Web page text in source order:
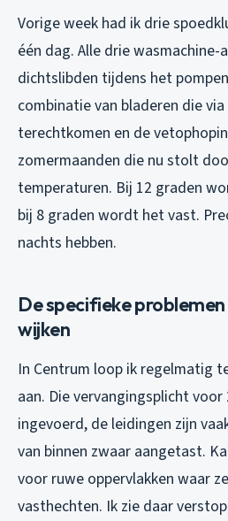
Vorige week had ik drie
één dag. Alle drie
dichtslibden tijdens het
combinatie van bladeren die
terechtkomen en de
zomermaanden die nu stolt
temperaturen. Bij 12 graden
bij 8 graden wordt het vast.
nachts hebben.
De specifieke
wijken
In Centrum loop ik regelmatig
aan. Die vervangingsplicht
ingevoerd, de leidingen zijn
van binnen zwaar aangetast.
voor ruwe oppervlakken waar
vasthechten. Ik zie daar